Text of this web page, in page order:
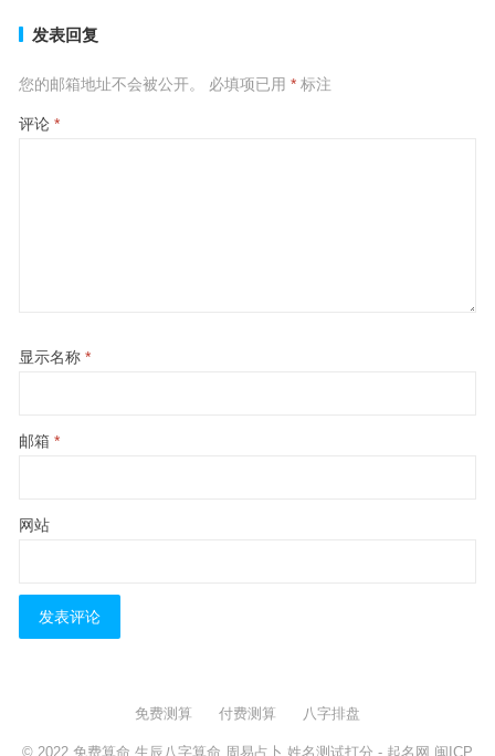
发表回复
您的邮箱地址不会被公开。 必填项已用 *标注
评论 *
显示名称 *
邮箱 *
网站
免费测算 付费测算 八字排盘
© 2022 免费算命,生辰八字算命,周易占卜,姓名测试打分 - 起名网 闽ICP